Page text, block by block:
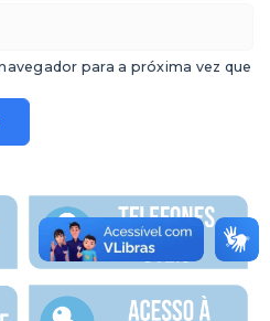
para a próxima vez que